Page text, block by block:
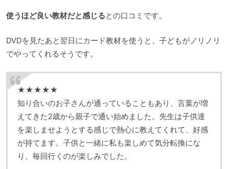
使うほど良い教材だと感じるとの口コミです。
DVDを見たあと翌日にカード教材を使うと、子どもがノリノリ
でやってくれるそうです。
★★★★★
知り合いのお子さんが通っていることもあり、言葉が増
えてきた2歳から親子で通い始めました。先生は子供達
を楽しませようとする感じで熱心に教えてくれて、好感
が持てます。子供と一緒に私も楽しめて気分転換にな
り、毎回行くのが楽しみでした。